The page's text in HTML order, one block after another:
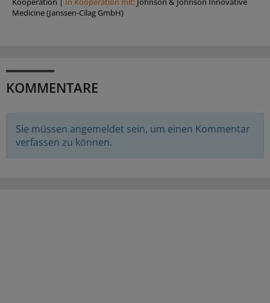
Medicine (Janssen-Cilag GmbH)
KOMMENTARE
Sie müssen angemeldet sein, um einen Kommentar
verfassen zu können.